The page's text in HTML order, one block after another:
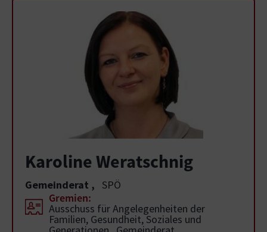
Karoline Weratschnig
Gemeinderat ,
SPÖ
Gremien:
Ausschuss für Angelegenheiten der
Familien, Gesundheit, Soziales und